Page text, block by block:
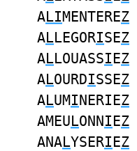
ALIMENTEREZ
ALLEGORISEZ
ALLOUASSIEZ
ALOURDISSEZ
ALUMINERIEZ
AMEULONNIEZ
ANALYSERIEZ